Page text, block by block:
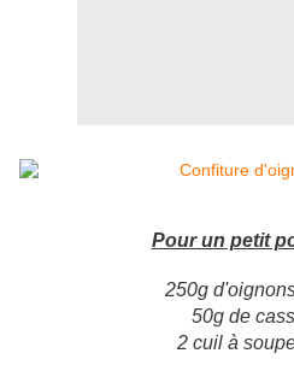
Pour un petit
250g
50g de
2 cuil à